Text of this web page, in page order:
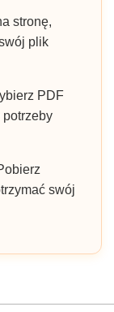
stronę,
plik
PDF
potrzeby
swój